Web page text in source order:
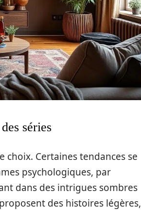
séries
choix. Certaines tendances se
psychologiques, par
dans des intrigues sombres
des histoires légères,